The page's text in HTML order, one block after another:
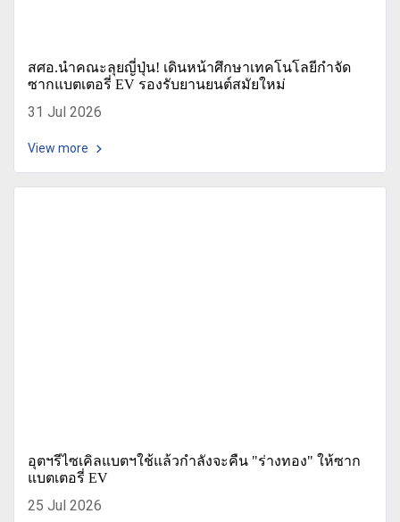
สศอ.นำคณะลุยญี่ปุ่น! เดินหน้าศึกษาเทคโนโลยีกำจัด
ซากแบตเตอรี่ EV รองรับยานยนต์สมัยใหม่
31 Jul 2026
View more
อุตฯรีไซเคิลแบตฯใช้แล้วกำลังจะคืน "ร่างทอง" ให้ซาก
แบตเตอรี่ EV
25 Jul 2026